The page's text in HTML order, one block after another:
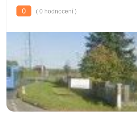
0
( 0 hodnocení )